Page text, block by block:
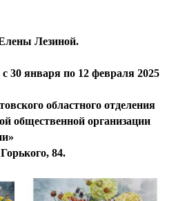
Лезиной.
30 января по 12 февраля 2025
областного отделения
общественной организации
84.